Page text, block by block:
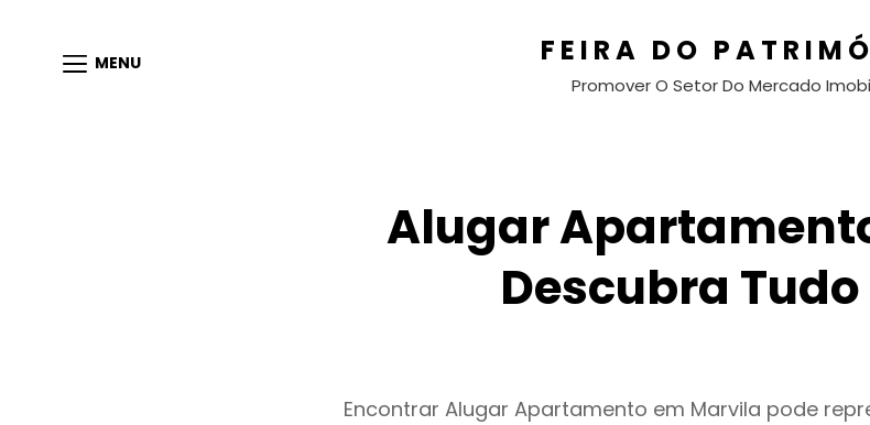
MENU FEIRA DO
Promover O Setor Do Mercado
Alugar
Descubra
Encontrar Alugar Apartamento em Marvila pode